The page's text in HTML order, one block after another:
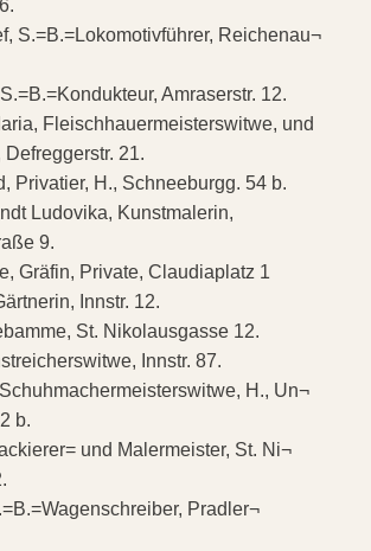
S.=B.=Lokomotivführer, Reichenau¬
Amraserstr. 12.
Fleischhauermeisterswitwe, und
21.
Privatier, H., Schneeburgg. 54 b.
Ludovika, Kunstmalerin,
9.
Gräfin, Private, Claudiaplatz 1
Innstr. 12.
St. Nikolausgasse 12.
Innstr. 87.
H., Un¬
b.
und Malermeister, St. Ni¬
Pradler¬